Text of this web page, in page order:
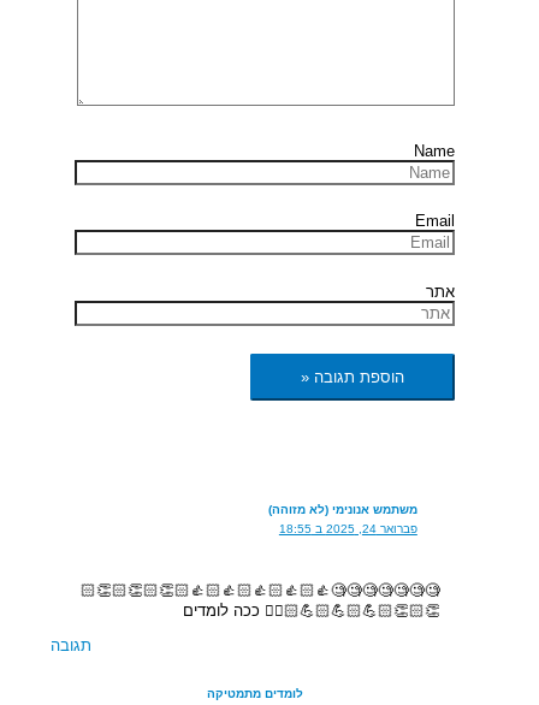
Name
Email
אתר
משתמש אנונימי (לא מזוהה)
פברואר 24, 2025 ב 18:55
🧐🧐🧐🧐🧐🧐🧐👍🏻👍🏻👍🏻👍🏻👍🏻👏🏻👏🏻👏🏻
👏🏻👏🏻💪🏻💪🏻💪🏻✍🏻 ככה לומדים
תגובה
לומדים מתמטיקה